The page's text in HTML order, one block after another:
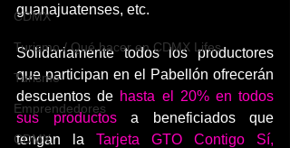
CDMX
Turismo / Qué hacer en CDMX Lifes
Turismo
Emprendedores
CDMX
guanajuatenses, etc.
Solidariamente todos los productores
que participan en el Pabellón ofrecerán
descuentos de hasta el 20% en todos
sus productos a beneficiados que
tengan la Tarjeta GTO Contigo Sí,